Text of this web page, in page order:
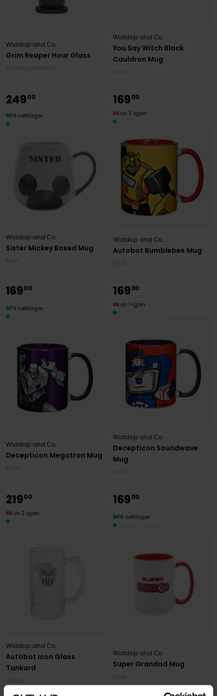
Grim Reaper Hour Glass
Widdop and Co.
You Say Witch Black
Cauldron Mug
Widdop and Co.
Sister Mickey Boxed Mug
Widdop and Co.
24900
På nettlager
Autobot Bumblebee Mug
Widdop and Co.
16900
Kun 2 igjen
Decepticon Megatron Mug
Widdop and Co.
16900
På nettlager
Decepticon Soundwave
Mug
Widdop and Co.
16900
Kun 1 igjen
Autobot Icon Glass
Tankard
Widdop and Co.
21900
Kun 2 igjen
Super Grandad Mug
Widdop and Co.
16900
På nettlager